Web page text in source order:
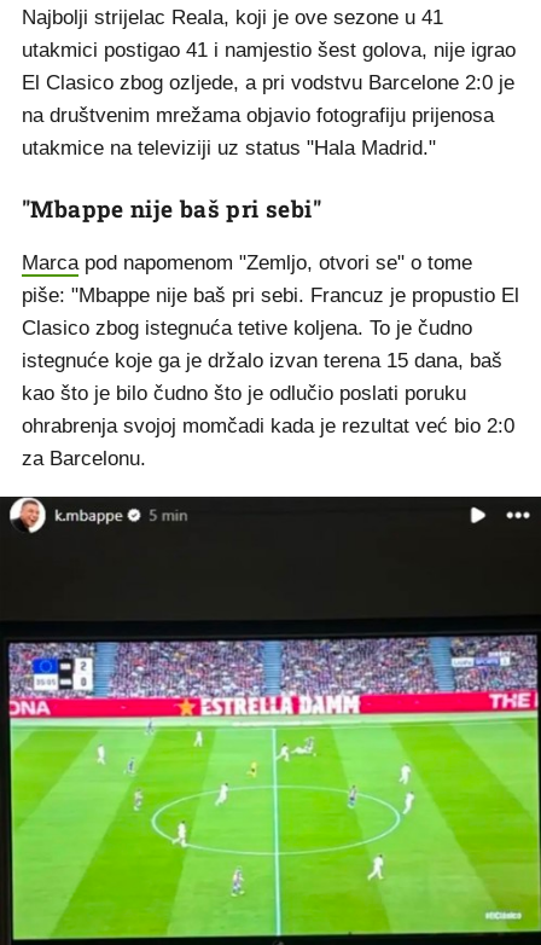
Najbolji strijelac Reala, koji je ove sezone u 41
utakmici postigao 41 i namjestio šest golova, nije igrao
El Clasico zbog ozljede, a pri vodstvu Barcelone 2:0 je
na društvenim mrežama objavio fotografiju prijenosa
utakmice na televiziji uz status "Hala Madrid."
"Mbappe nije baš pri sebi"
Marcapod napomenom "Zemljo, otvori se" o tome
piše: "Mbappe nije baš pri sebi. Francuz je propustio El
Clasico zbog istegnuća tetive koljena. To je čudno
istegnuće koje ga je držalo izvan terena 15 dana, baš
kao što je bilo čudno što je odlučio poslati poruku
ohrabrenja svojoj momčadi kada je rezultat već bio 2:0
za Barcelonu.